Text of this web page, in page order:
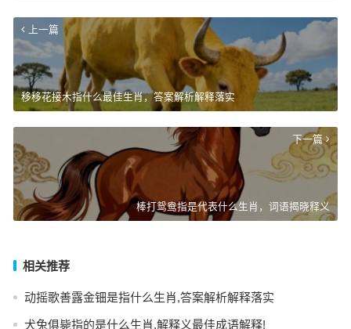
上一篇
移移花接木指什么最佳生肖，答案解析解释落实
下一篇
棒打鸳鸯指是代表什么生肖，词语揭晓释义
相关推荐
动摇歌善露金钿是指什么生肖,答案解析解释落实
犬兔俱毙指的是什么生肖,解释义最佳成语解释!